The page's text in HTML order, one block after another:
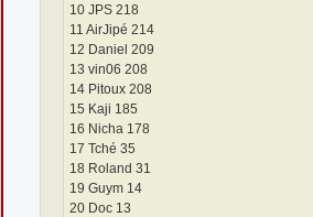
10 JPS 218
11 AirJipé 214
12 Daniel 209
13 vin06 208
14 Pitoux 208
15 Kaji 185
16 Nicha 178
17 Tché 35
18 Roland 31
19 Guym 14
20 Doc 13